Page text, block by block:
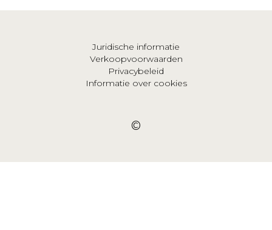
Juridische informatie
Verkoopvoorwaarden
Privacybeleid
Informatie over cookies
©